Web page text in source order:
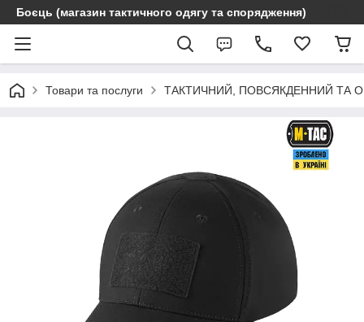
Боєць (магазин тактичного одягу та спорядження)
Товари та послуги ТАКТИЧНИЙ, ПОВСЯКДЕННИЙ ТА